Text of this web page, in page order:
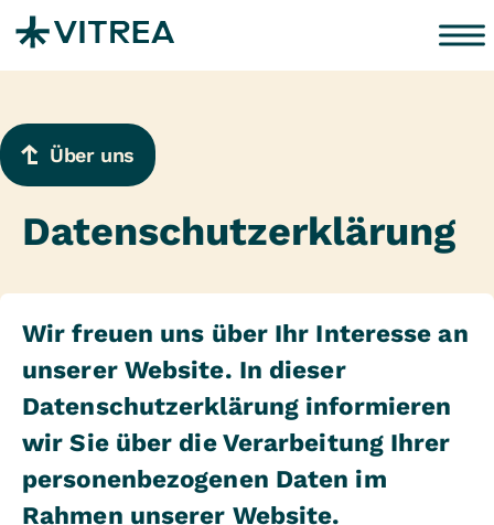
Zum Inhalt springen
Über uns
Datenschutzerklärung
Wir freuen uns über Ihr Interesse an
unserer Website. In dieser
Datenschutzerklärung informieren
wir Sie über die Verarbeitung Ihrer
personenbezogenen Daten im
Rahmen unserer Website.